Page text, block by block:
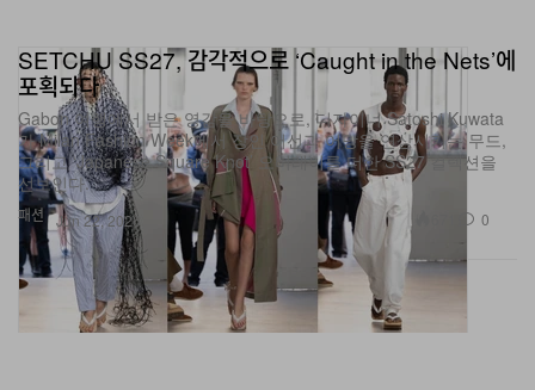
패션
SETCHU SS27, 감각적으로 ‘Caught in the Nets’에
포획되다
Gabon 여행에서 받은 영감을 바탕으로, 디자이너 Satoshi Kuwata
가 Milan Fashion Week에서 장인 어선과 어망을 연상시키는 무드,
그리고 ‘Japanese Square Knot’ 오버레이를 더한 SS27 컬렉션을
선보인다.
Jun 22, 2026 0